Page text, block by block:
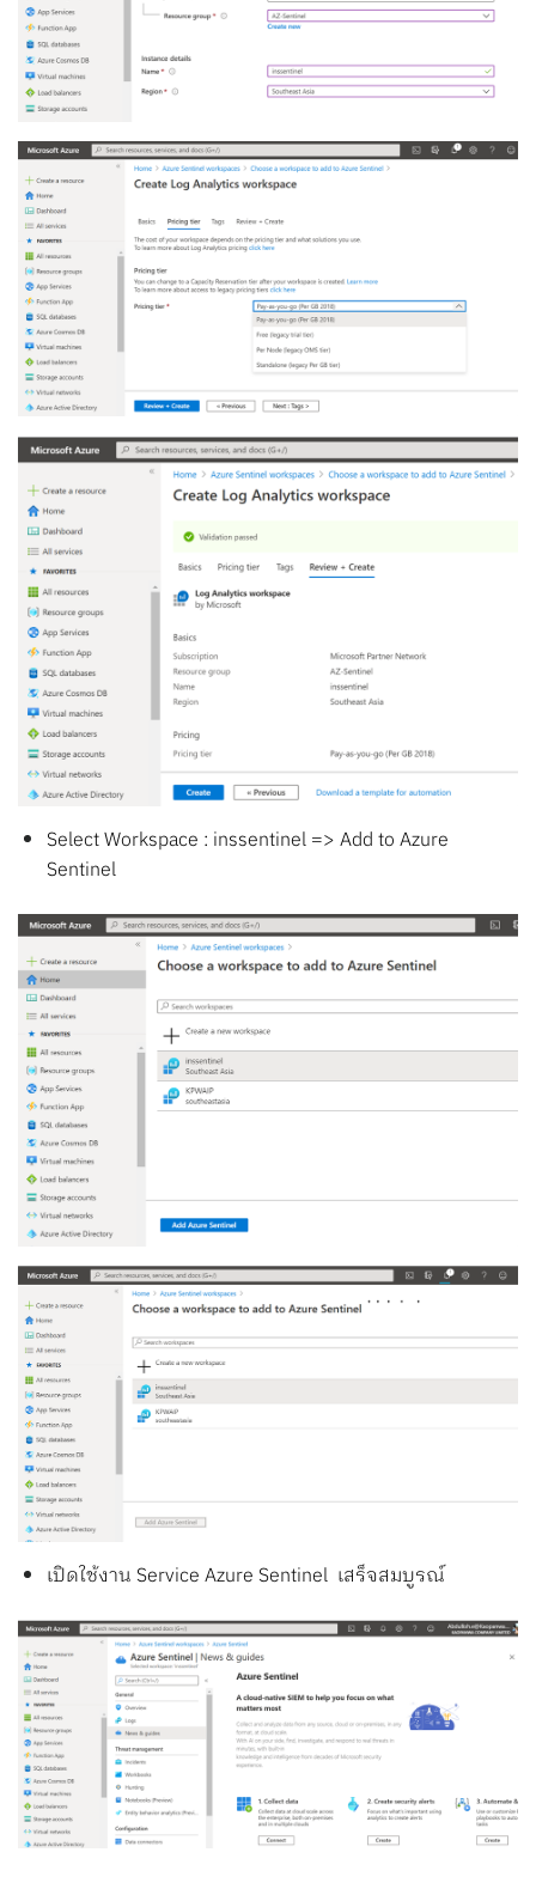
Select Workspace : inssentinel => Add to Azure
Sentinel
เปิดใช้งาน Service Azure Sentinel เสร็จสมบูรณ์